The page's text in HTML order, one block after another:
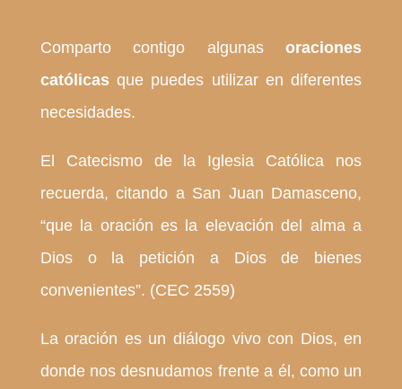
Comparto contigo algunasoraciones
católicas que puedes utilizar en diferentes
necesidades.
El Catecismo de la Iglesia Católica nos
recuerda, citando a San Juan Damasceno,
“que la oración es la elevación del alma a
Dios o la petición a Dios de bienes
convenientes”. (CEC 2559)
La oración es un diálogo vivo con Dios, en
donde nos desnudamos frente a él, como un